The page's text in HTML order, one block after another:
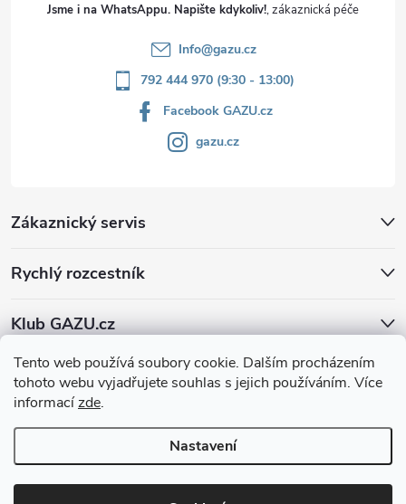
Tento web používá soubory cookie. Dalším procházením
tohoto webu vyjadřujete souhlas s jejich používáním. Více
informacízde.
Nastavení
Jsme i na WhatsAppu. Napište kdykoliv!
Info@gazu.cz
792 444 970 (9:30 - 13:00)
Facebook GAZU.cz
gazu.cz
Zákaznický servis
Rychlý rozcestník
Klub GAZU.cz
Copyright 2026GAZU.cz | moderní koberce. Všechna práva vyhrazena.